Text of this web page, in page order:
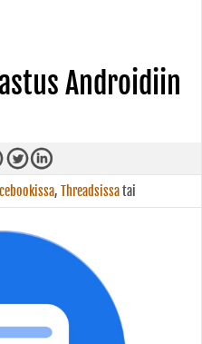
Androidiin
, Threadsissatai